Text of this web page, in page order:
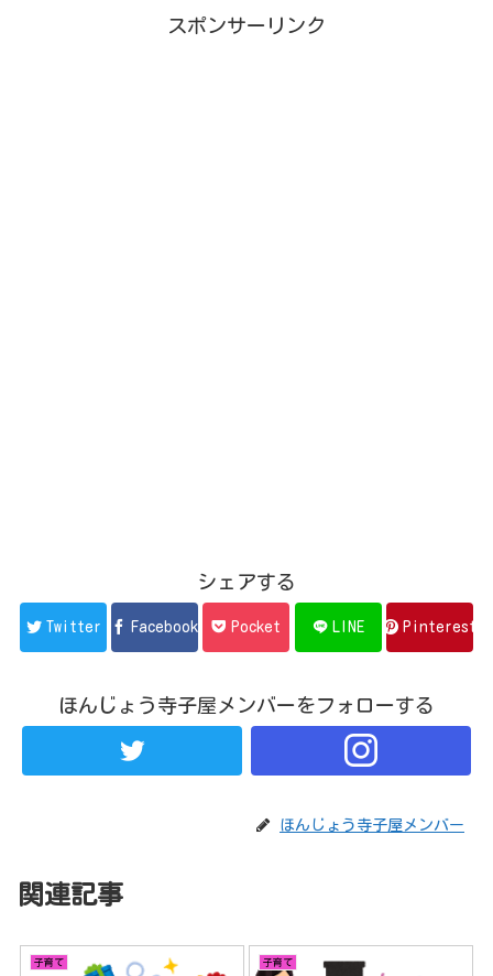
スポンサーリンク
シェアする
Twitter Facebook Pocket LINE Pinterest
ほんじょう寺子屋メンバーをフォローする
ほんじょう寺子屋メンバー
関連記事
子育て 子育て